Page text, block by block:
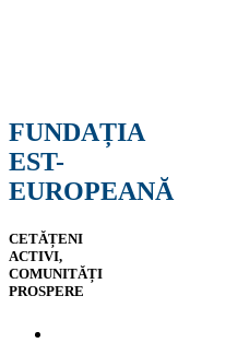
FUNDAȚIA
EST-
EUROPEANĂ
CETĂȚENI
ACTIVI,
COMUNITĂȚI
PROSPERE